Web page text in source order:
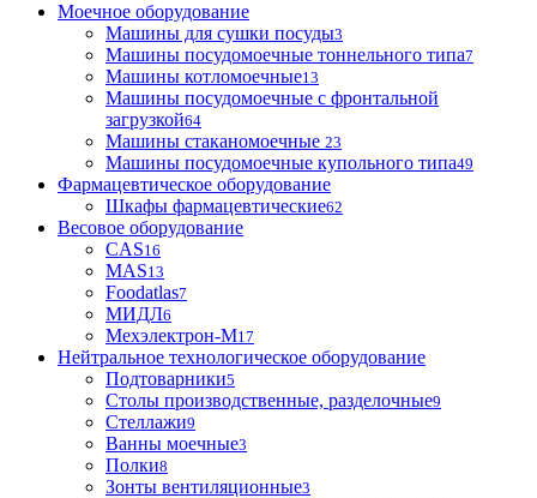
Моечное оборудование
Машины для сушки посуды3
Машины посудомоечные тоннельного типа7
Машины котломоечные13
Машины посудомоечные с фронтальной
загрузкой64
Машины стаканомоечные 23
Машины посудомоечные купольного типа49
Фармацевтическое оборудование
Шкафы фармацевтические62
Весовое оборудование
CAS16
MAS13
Foodatlas7
МИДЛ6
Мехэлектрон-М17
Нейтральное технологическое оборудование
Подтоварники5
Столы производственные, разделочные9
Стеллажи9
Ванны моечные3
Полки8
Зонты вентиляционные3